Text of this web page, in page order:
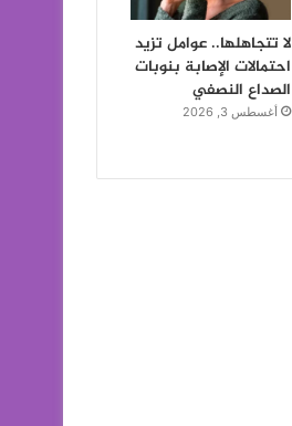
لا تتجاهلها.. عوامل تزيد
احتمالات الإصابة بنوبات
الصداع النصفي
أغسطس 3, 2026